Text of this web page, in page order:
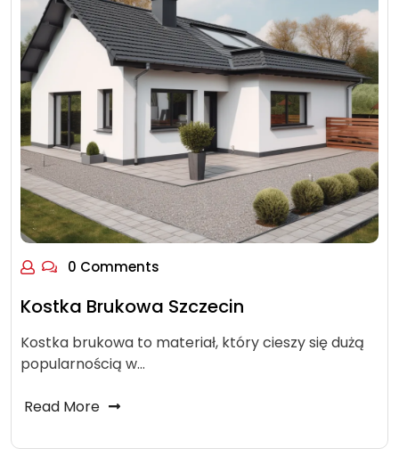
0 Comments
Kostka Brukowa Szczecin
Kostka brukowa to materiał, który cieszy się dużą
popularnością w…
Read More